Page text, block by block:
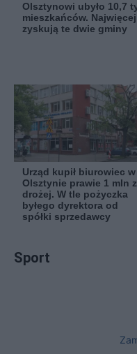
Olsztynowi ubyło 10,7
mieszkańców. Najwięcej
zyskują te dwie gminy
Urząd kupił biurowiec w
Olsztynie prawie 1 mln
drożej. W tle pożyczka
byłego dyrektora od
spółki sprzedawcy
Sport